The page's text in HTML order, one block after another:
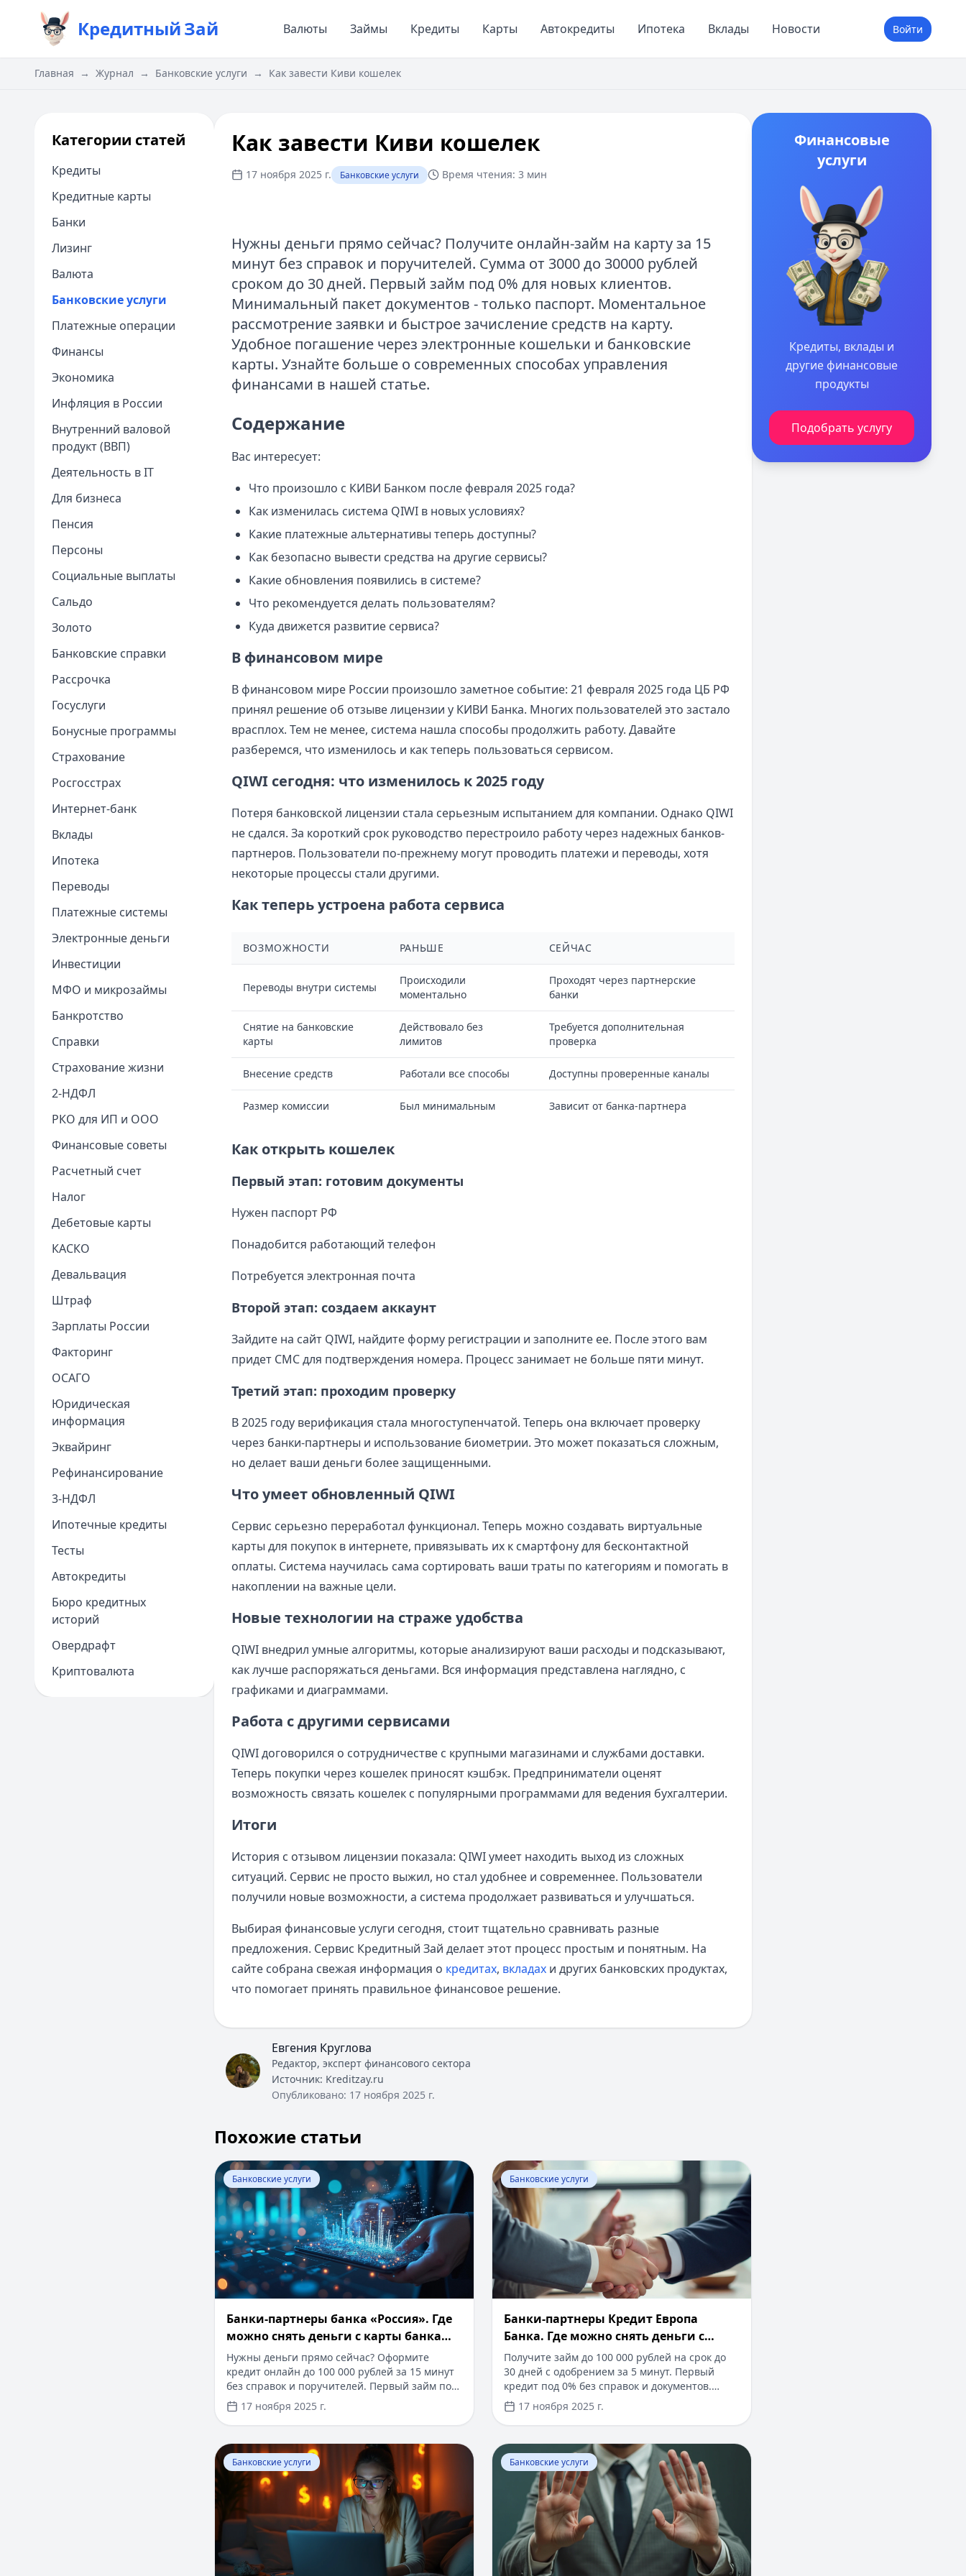
КредитныйЗай Валюты Займы Кредиты Карты Автокредиты Ипотека Вклады Новости Войти
Главная → Журнал → Банковские услуги → Как завести Киви кошелек
Категории статей
Кредиты
Кредитные карты
Банки
Лизинг
Валюта
Банковские услуги
Платежные операции
Финансы
Экономика
Инфляция в России
Внутренний валовой
продукт (ВВП)
Деятельность в IT
Для бизнеса
Пенсия
Персоны
Социальные выплаты
Сальдо
Золото
Банковские справки
Рассрочка
Госуслуги
Бонусные программы
Страхование
Росгосстрах
Интернет-банк
Вклады
Ипотека
Переводы
Платежные системы
Электронные деньги
Инвестиции
МФО и микрозаймы
Банкротство
Справки
Страхование жизни
2-НДФЛ
РКО для ИП и ООО
Финансовые советы
Расчетный счет
Налог
Дебетовые карты
КАСКО
Девальвация
Штраф
Зарплаты России
Факторинг
ОСАГО
Юридическая
информация
Эквайринг
Рефинансирование
3-НДФЛ
Ипотечные кредиты
Тесты
Автокредиты
Бюро кредитных
историй
Овердрафт
Криптовалюта
Как завести Киви кошелек
17 ноября 2025 г. Банковские услуги Время чтения: 3 мин
Нужны деньги прямо сейчас? Получите онлайн-займ на карту за 15
минут без справок и поручителей. Сумма от 3000 до 30000 рублей
сроком до 30 дней. Первый займ под 0% для новых клиентов.
Минимальный пакет документов - только паспорт. Моментальное
рассмотрение заявки и быстрое зачисление средств на карту.
Удобное погашение через электронные кошельки и банковские
карты. Узнайте больше о современных способах управления
финансами в нашей статье.
Содержание
Вас интересует:
Что произошло с КИВИ Банком после февраля 2025 года?
Как изменилась система QIWI в новых условиях?
Какие платежные альтернативы теперь доступны?
Как безопасно вывести средства на другие сервисы?
Какие обновления появились в системе?
Что рекомендуется делать пользователям?
Куда движется развитие сервиса?
В финансовом мире
В финансовом мире России произошло заметное событие: 21 февраля 2025 года ЦБ РФ
принял решение об отзыве лицензии у КИВИ Банка. Многих пользователей это застало
врасплох. Тем не менее, система нашла способы продолжить работу. Давайте
разберемся, что изменилось и как теперь пользоваться сервисом.
QIWI сегодня: что изменилось к 2025 году
Потеря банковской лицензии стала серьезным испытанием для компании. Однако QIWI
не сдался. За короткий срок руководство перестроило работу через надежных банков-
партнеров. Пользователи по-прежнему могут проводить платежи и переводы, хотя
некоторые процессы стали другими.
Как теперь устроена работа сервиса
ВОЗМОЖНОСТИ РАНЬШЕ СЕЙЧАС
Переводы внутри системы
Происходили
моментально
Проходят через партнерские
банки
Снятие на банковские
карты
Действовало без
лимитов
Требуется дополнительная
проверка
Внесение средств Работали все способы Доступны проверенные каналы
Размер комиссии Был минимальным Зависит от банка-партнера
Как открыть кошелек
Первый этап: готовим документы
Нужен паспорт РФ
Понадобится работающий телефон
Потребуется электронная почта
Второй этап: создаем аккаунт
Зайдите на сайт QIWI, найдите форму регистрации и заполните ее. После этого вам
придет СМС для подтверждения номера. Процесс занимает не больше пяти минут.
Третий этап: проходим проверку
В 2025 году верификация стала многоступенчатой. Теперь она включает проверку
через банки-партнеры и использование биометрии. Это может показаться сложным,
но делает ваши деньги более защищенными.
Что умеет обновленный QIWI
Сервис серьезно переработал функционал. Теперь можно создавать виртуальные
карты для покупок в интернете, привязывать их к смартфону для бесконтактной
оплаты. Система научилась сама сортировать ваши траты по категориям и помогать в
накоплении на важные цели.
Новые технологии на страже удобства
QIWI внедрил умные алгоритмы, которые анализируют ваши расходы и подсказывают,
как лучше распоряжаться деньгами. Вся информация представлена наглядно, с
графиками и диаграммами.
Работа с другими сервисами
QIWI договорился о сотрудничестве с крупными магазинами и службами доставки.
Теперь покупки через кошелек приносят кэшбэк. Предприниматели оценят
возможность связать кошелек с популярными программами для ведения бухгалтерии.
Итоги
История с отзывом лицензии показала: QIWI умеет находить выход из сложных
ситуаций. Сервис не просто выжил, но стал удобнее и современнее. Пользователи
получили новые возможности, а система продолжает развиваться и улучшаться.
Выбирая финансовые услуги сегодня, стоит тщательно сравнивать разные
предложения. Сервис Кредитный Зай делает этот процесс простым и понятным. На
сайте собрана свежая информация о кредитах, вкладахи других банковских продуктах,
что помогает принять правильное финансовое решение.
Евгения Круглова
Редактор, эксперт финансового сектора
Источник: Kreditzay.ru
Опубликовано: 17 ноября 2025 г.
Похожие статьи
Перейти к статье:Банки-партнеры банка «Россия». Где можно снять деньги с карты банка «Россия» без комиссии
Банковские услуги
Банки-партнеры банка «Россия». Где
можно снять деньги с карты банка
«Россия» без комиссии
Нужны деньги прямо сейчас? Оформите
кредит онлайн до 100 000 рублей за 15 минут
без справок и поручителей. Первый займ под
0% для новых клиентов, одобрение за 5 минут.
В статье вы также узнаете, как снять
наличные без комиссии в широкой сети
банков-партнеров по всей России.
17 ноября 2025 г.
Перейти к статье: Банки-партнеры Кредит Европа Банка. Где можно снять деньги
Банковские услуги
Банки-партнеры Кредит Европа
Банка. Где можно снять деньги с
карты Кредит Европа Банк без
комиссии
Получите займ до 100 000 рублей на срок до
30 дней с одобрением за 5 минут. Первый
кредит под 0% без справок и документов.
Выгодные условия и мгновенное зачисление
средств. Выберите оптимальное решение для
своих финансовых потребностей.
17 ноября 2025 г.
Перейти к статье:Где посмотреть номер кредитной карты - примеры
Банковские услуги
Перейти к статье:Почему могут отказать в выдаче дебетовой карты
Банковские услуги
Финансовые
услуги
Кредиты, вклады и
другие финансовые
продукты
Подобрать услугу